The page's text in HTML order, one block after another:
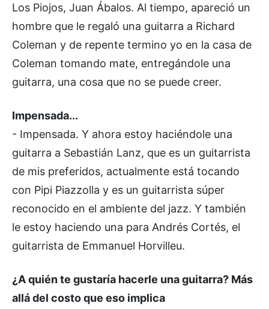
Los Piojos, Juan Ábalos. Al tiempo, apareció un
hombre que le regaló una guitarra a Richard
Coleman y de repente termino yo en la casa de
Coleman tomando mate, entregándole una
guitarra, una cosa que no se puede creer.
Impensada...
- Impensada. Y ahora estoy haciéndole una
guitarra a Sebastián Lanz, que es un guitarrista
de mis preferidos, actualmente está tocando
con Pipi Piazzolla y es un guitarrista súper
reconocido en el ambiente del jazz. Y también
le estoy haciendo una para Andrés Cortés, el
guitarrista de Emmanuel Horvilleu.
¿A quién te gustaría hacerle una guitarra? Más
allá del costo que eso implica